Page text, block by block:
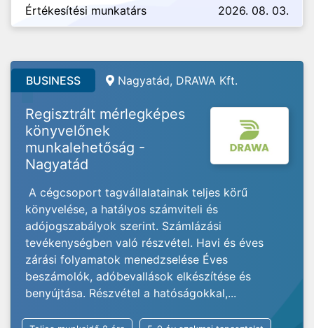
Értékesítési munkatárs 2026. 08. 03.
BUSINESS Nagyatád, DRAWA Kft.
Regisztrált mérlegképes
könyvelőnek
munkalehetőság -
Nagyatád
A cégcsoport tagvállalatainak teljes körű
könyvelése, a hatályos számviteli és
adójogszabályok szerint. Számlázási
tevékenységben való részvétel. Havi és éves
zárási folyamatok menedzselése Éves
beszámolók, adóbevallások elkészítése és
benyújtása. Részvétel a hatóságokkal,...